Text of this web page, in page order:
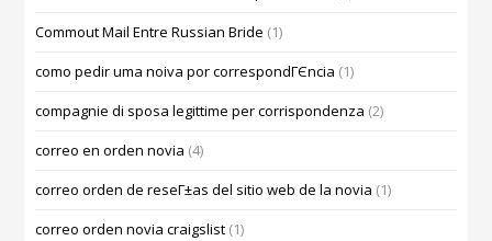
Commout Mail Entre Russian Bride (1)
como pedir uma noiva por correspondГЄncia (1)
compagnie di sposa legittime per corrispondenza (2)
correo en orden novia (4)
correo orden de reseГ±as del sitio web de la novia (1)
correo orden novia craigslist (1)